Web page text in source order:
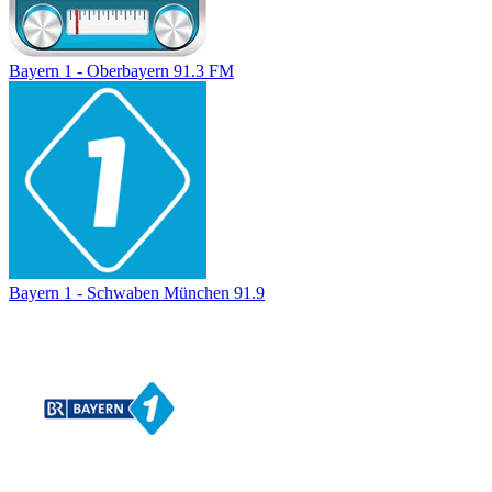
Bayern 1 - Oberbayern 91.3 FM
Bayern 1 - Schwaben München 91.9